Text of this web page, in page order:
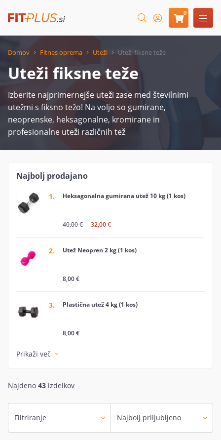
0
Domov Fitnes oprema Uteži Uteži fiksne teže
Uteži fiksne teže
Izberite najprimernejše uteži zase med številnimi
utežmi s fiksno težo! Na voljo so gumirane,
neoprenske, heksagonalne, kromirane in
profesionalne uteži različnih tež
Najbolj prodajano
1. Heksagonalna gumirana utež 10 kg (1 kos)
40,00 € 32,00 €
2. Utež Neopren 2 kg (1 kos)
8,00 €
3. Plastična utež 4 kg (1 kos)
8,00 €
Prikaži več
Najdeno 43 izdelkov
Filtriranje